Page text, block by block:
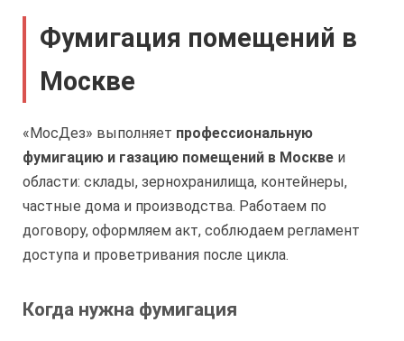
Фумигация помещений в
Москве
«МосДез» выполняет профессиональную
фумигацию и газацию помещений в Москве и
области: склады, зернохранилища, контейнеры,
частные дома и производства. Работаем по
договору, оформляем акт, соблюдаем регламент
доступа и проветривания после цикла.
Когда нужна фумигация